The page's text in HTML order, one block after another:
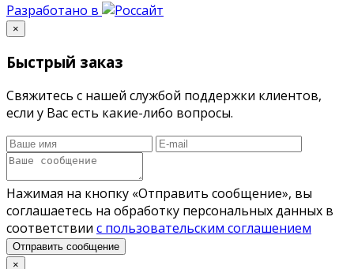
Разработано в
×
Быстрый заказ
Свяжитесь с нашей службой поддержки клиентов,
если у Вас есть какие-либо вопросы.
Нажимая на кнопку «Отправить сообщение», вы
соглашаетесь на обработку персональных данных в
соответствии с пользовательским соглашением
Отправить сообщение
×